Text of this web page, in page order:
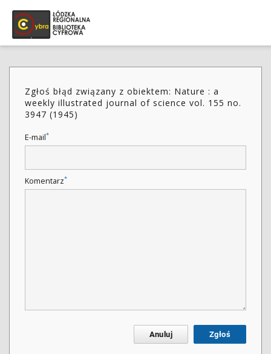
Zgłoś błąd związany z obiektem: Nature : a
weekly illustrated journal of science vol. 155 no.
3947 (1945)
E-mail*
Komentarz*
Anuluj Zgłoś